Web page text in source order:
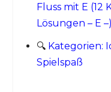
Fluss mit E
Lösungen – E –)
🔍 Kategorien:
Spielspaß